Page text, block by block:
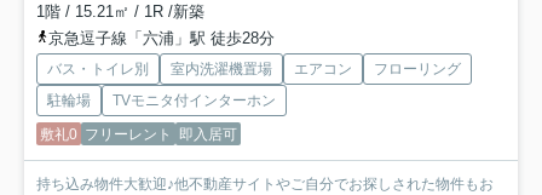
1階 / 15.21㎡ / 1R /新築
京急逗子線「六浦」駅 徒歩28分
バス・トイレ別 室内洗濯機置場 エアコン
フローリング
駐輪場
TVモニタ付インターホン
敷礼0 フリーレント 即入居可
持ち込み物件大歓迎♪他不動産サイトやご自分でお探しされた物件もお